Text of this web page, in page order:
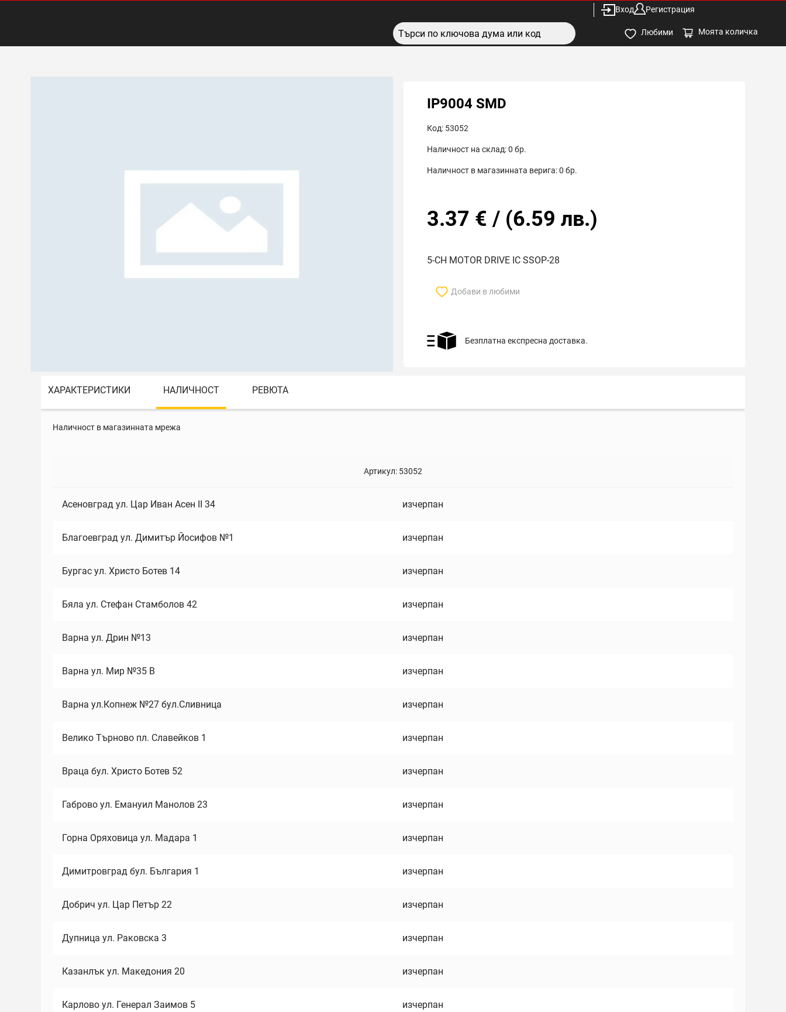
Вход Регистрация
Любими Моята количка
IP9004 SMD
Код: 53052
Наличност на склад:0 бр.
Наличност в магазинната верига:0 бр.
3.37 € / (6.59 лв.)
5-CH MOTOR DRIVE IC SSOP-28
Добави в любими
Безплатна експресна доставка.
ХАРАКТЕРИСТИКИ НАЛИЧНОСТ РЕВЮТА
Наличност в магазинната мрежа
Артикул: 53052
Асеновград ул. Цар Иван Асен II 34 изчерпан
Благоевград ул. Димитър Йосифов №1 изчерпан
Бургас ул. Христо Ботев 14 изчерпан
Бяла ул. Стефан Стамболов 42 изчерпан
Варна ул. Дрин №13 изчерпан
Варна ул. Мир №35 В изчерпан
Варна ул.Копнеж №27 бул.Сливница изчерпан
Велико Търново пл. Славейков 1 изчерпан
Враца бул. Христо Ботев 52 изчерпан
Габрово ул. Емануил Манолов 23 изчерпан
Горна Оряховица ул. Мадара 1 изчерпан
Димитровград бул. България 1 изчерпан
Добрич ул. Цар Петър 22 изчерпан
Дупница ул. Раковска 3 изчерпан
Казанлък ул. Македония 20 изчерпан
Карлово ул. Генерал Заимов 5 изчерпан